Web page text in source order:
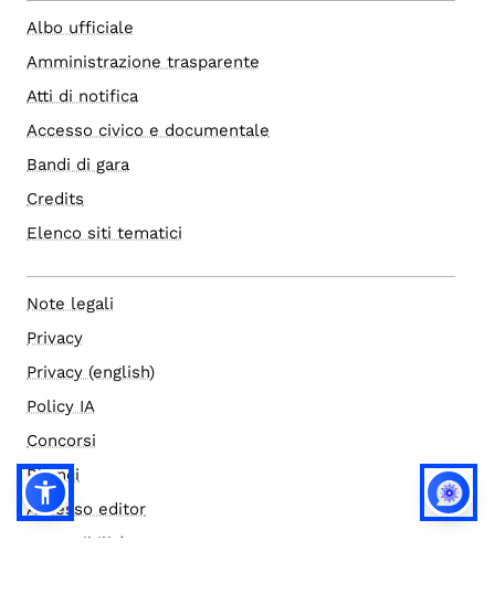
Albo ufficiale
Amministrazione trasparente
Atti di notifica
Accesso civico e documentale
Bandi di gara
Credits
Elenco siti tematici
Note legali
Privacy
Privacy (english)
Policy IA
Concorsi
Bilanci
Accesso editor
Accessibilità